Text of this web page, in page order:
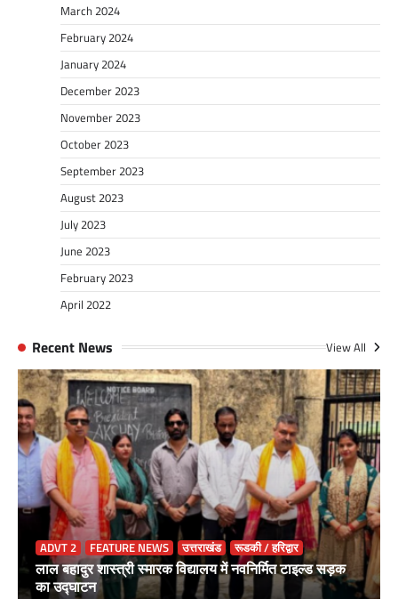
March 2024
February 2024
January 2024
December 2023
November 2023
October 2023
September 2023
August 2023
July 2023
June 2023
February 2023
April 2022
Recent News View All
ADVT 2 FEATURE NEWS उत्तराखंड रूडकी / हरिद्वार
लाल बहादुर शास्त्री स्मारक विद्यालय में नवनिर्मित टाइल्ड सड़क
का उद्घाटन